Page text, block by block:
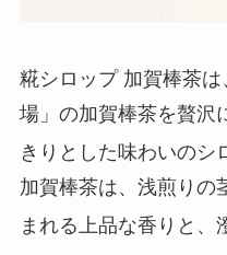
糀シロップ 加賀棒茶
場」の加賀棒茶を贅沢
きりとした味わいのシ
加賀棒茶は、浅煎りの
まれる上品な香りと、